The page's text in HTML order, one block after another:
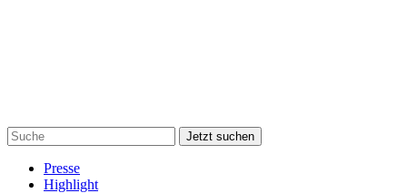
Jetzt suchen
Presse
Highlight